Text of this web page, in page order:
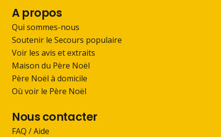
A propos
Qui sommes-nous
Soutenir le Secours populaire
Voir les avis et extraits
Maison du Père Noël
Père Noël à domicile
Où voir le Père Noël
Nous contacter
FAQ / Aide